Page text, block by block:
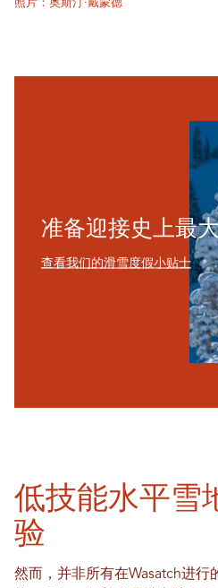
照片：奥斯汀·戴蒙德
准备迎接史上最
查看我们的滑雪度假小贴士
低技能水平雪
验
然而，并非所有在Wasatch进行